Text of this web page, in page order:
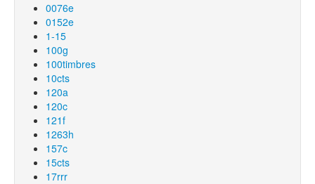
0076e
0152e
1-15
100g
100timbres
10cts
120a
120c
121f
1263h
157c
15cts
17rrr